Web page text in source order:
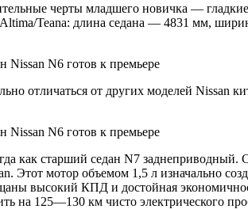
черты младшего новичка —
Teana: длина седана — 4831 мм,
отличаться от других моделей Nissan
как старший седан N7
мотор объемом 1,5 л изначально
высокий КПД и достойная
на 125—130 км чисто электрического